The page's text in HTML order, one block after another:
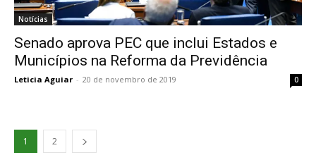
Notícias
Senado aprova PEC que inclui Estados e
Municípios na Reforma da Previdência
Leticia Aguiar - 20 de novembro de 2019 0
1 2